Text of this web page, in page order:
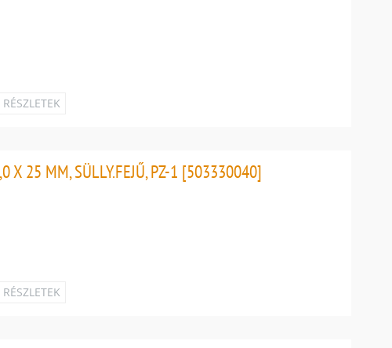
RÉSZLETEK
X 25 MM, SÜLLY.FEJŰ, PZ-1 [503330040]
RÉSZLETEK